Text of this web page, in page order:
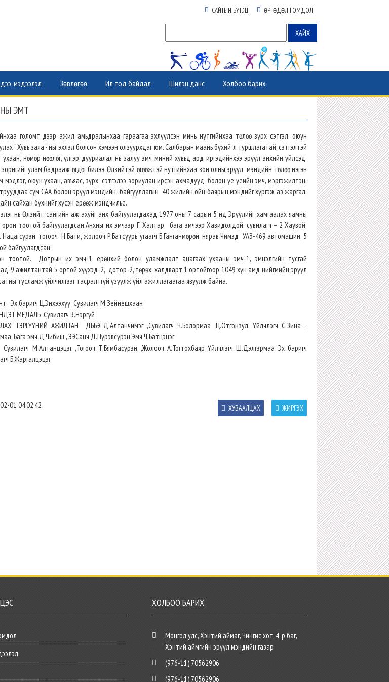
САЙТЫН БҮТЭЦ ӨРГӨДӨЛ ГОМДОЛ
мэдээлэл Зөвлөгөө Ил тод байдал Шилэн данс Холбоо барих
ЭМТ
голомт дээр ажил амьдралынхаа гараагаа эхлүүлсэн минь нутгийнхаа төлөө зүрх сэтгэл, оюун
“ Хувь заяа”- ны эхлэл болсон хэмээн олзуурхдаг юм. Салбарын маань бүхий л туршлагатай, сэтгэлтэй
нөмөр нөөлөг, үлгэр дууриалал нь залуу эмч миний хувьд ард иргэдийнхээ эрүүл энхийн үйлсэд
зоригийг улам бадрааж өгдөг билээ. Өлзийтэй өгөөжтэй нутгийнхаа зон олны эрүүл мэндийн төлөө нэгэн
мэдлэг, оюун ухаан, авъяас, зүрх сэтгэлээ зориулан ирсэн ахмадууд болон үе үеийн эмч, мэргэжилтэн,
сум САА болон эрүүл мэндийн байгууллагын 40 жилийн ойн баярын мэндийг хүргэж аз жаргал,
сайхан бүхнийг хүсэн ерөөж мэндчилье.
нь Өлзийт сангийн аж ахуйг анх байгуулагдахад 1977 оны 7 сарын 5 нд Эрүүлийг хамгаалах яамны
тоотой байгуулагдсан.Анхны их эмчээр Г. Халтар, бага эмчээр Хавидолдой, сувилагч – 2 Хаувой,
Нацагсүрэн, тогооч Н.Бати, жолооч Р.Батсуурь, угаагч Б.Ганганмөрөн, нярав Чимэд УАЗ-469 автомашин, 5
байгуулагдсан.
тоотой. Дотрын их эмч-1, ерөнхий болон уламжлалт анагаах ухааны эмч-1, эмнэлгийн тусгай
9 ажилтантай 5 ортой хүүхэд-2, дотор-2, төрөх, халдварт 1 ортойгоор 1049 хүн амд нийгмийн эрүүл
тусламж үйлчилгээг тасралтгүй үзүүлж үйл ажиллагаагаа явуулж байна.
Эх баригч Ц.Энхээхүү Сувилагч М.Зейнешхаан
МЕДАЛЬ Сувилагч З.Нэргүй
ТЭРГҮҮНИЙ АЖИЛТАН ДББЭ Д.Алтанчимэг ,Сувилагч Ч.Болормаа ,Ц.Отгонзул, Үйлчлэгч С.Зина ,
Бага эмч Д.Чибиш , ЭЭСанч Д.Пүрэвсүрэн Эмч Ч.Батцэцэг
М.Алтанцэцэг ,Тогооч Т.Бямбасүрэн ,Жолооч А.Тогтохбаяр Үйлчлэгч Ш.Дэлгэрмаа Эх баригч
Б.Жаргалцэцэг
01 04:02:42 ЖИРГЭХ
ХУВААЛЦАХ
ХОЛБОО БАРИХ
Монгол улс, Хэнтий аймаг, Чингис хот, 4-р баг,
Хэнтий аймгийн эрүүл мэндийн газар
(976-11) 70562906
(976-11) 70562906